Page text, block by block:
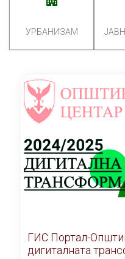
УРБАНИЗАМ
ГИС Портал-
дигиталната